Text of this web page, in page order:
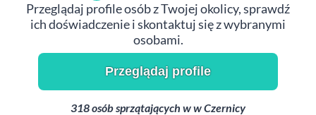
Przeglądaj profile osób z Twojej okolicy, sprawdź
ich doświadczenie i skontaktuj się z wybranymi
osobami.
Przeglądaj profile
318 osób sprzątających w w Czernicy